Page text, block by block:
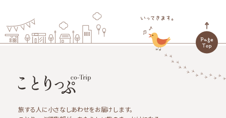
旅する人に小さなしあわせをお届けします。